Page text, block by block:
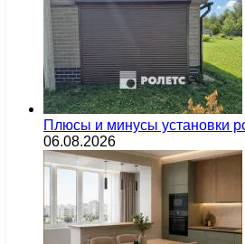
Плюсы и минусы установки
06.08.2026